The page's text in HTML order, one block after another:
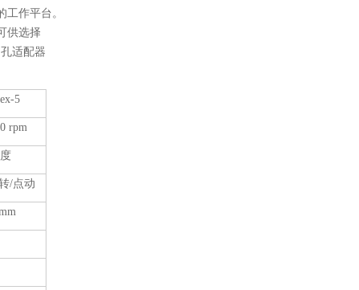
作平台。
供选择
适配器
5
rpm
/点动